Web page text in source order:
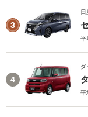
3
日
平
4
ダ
平